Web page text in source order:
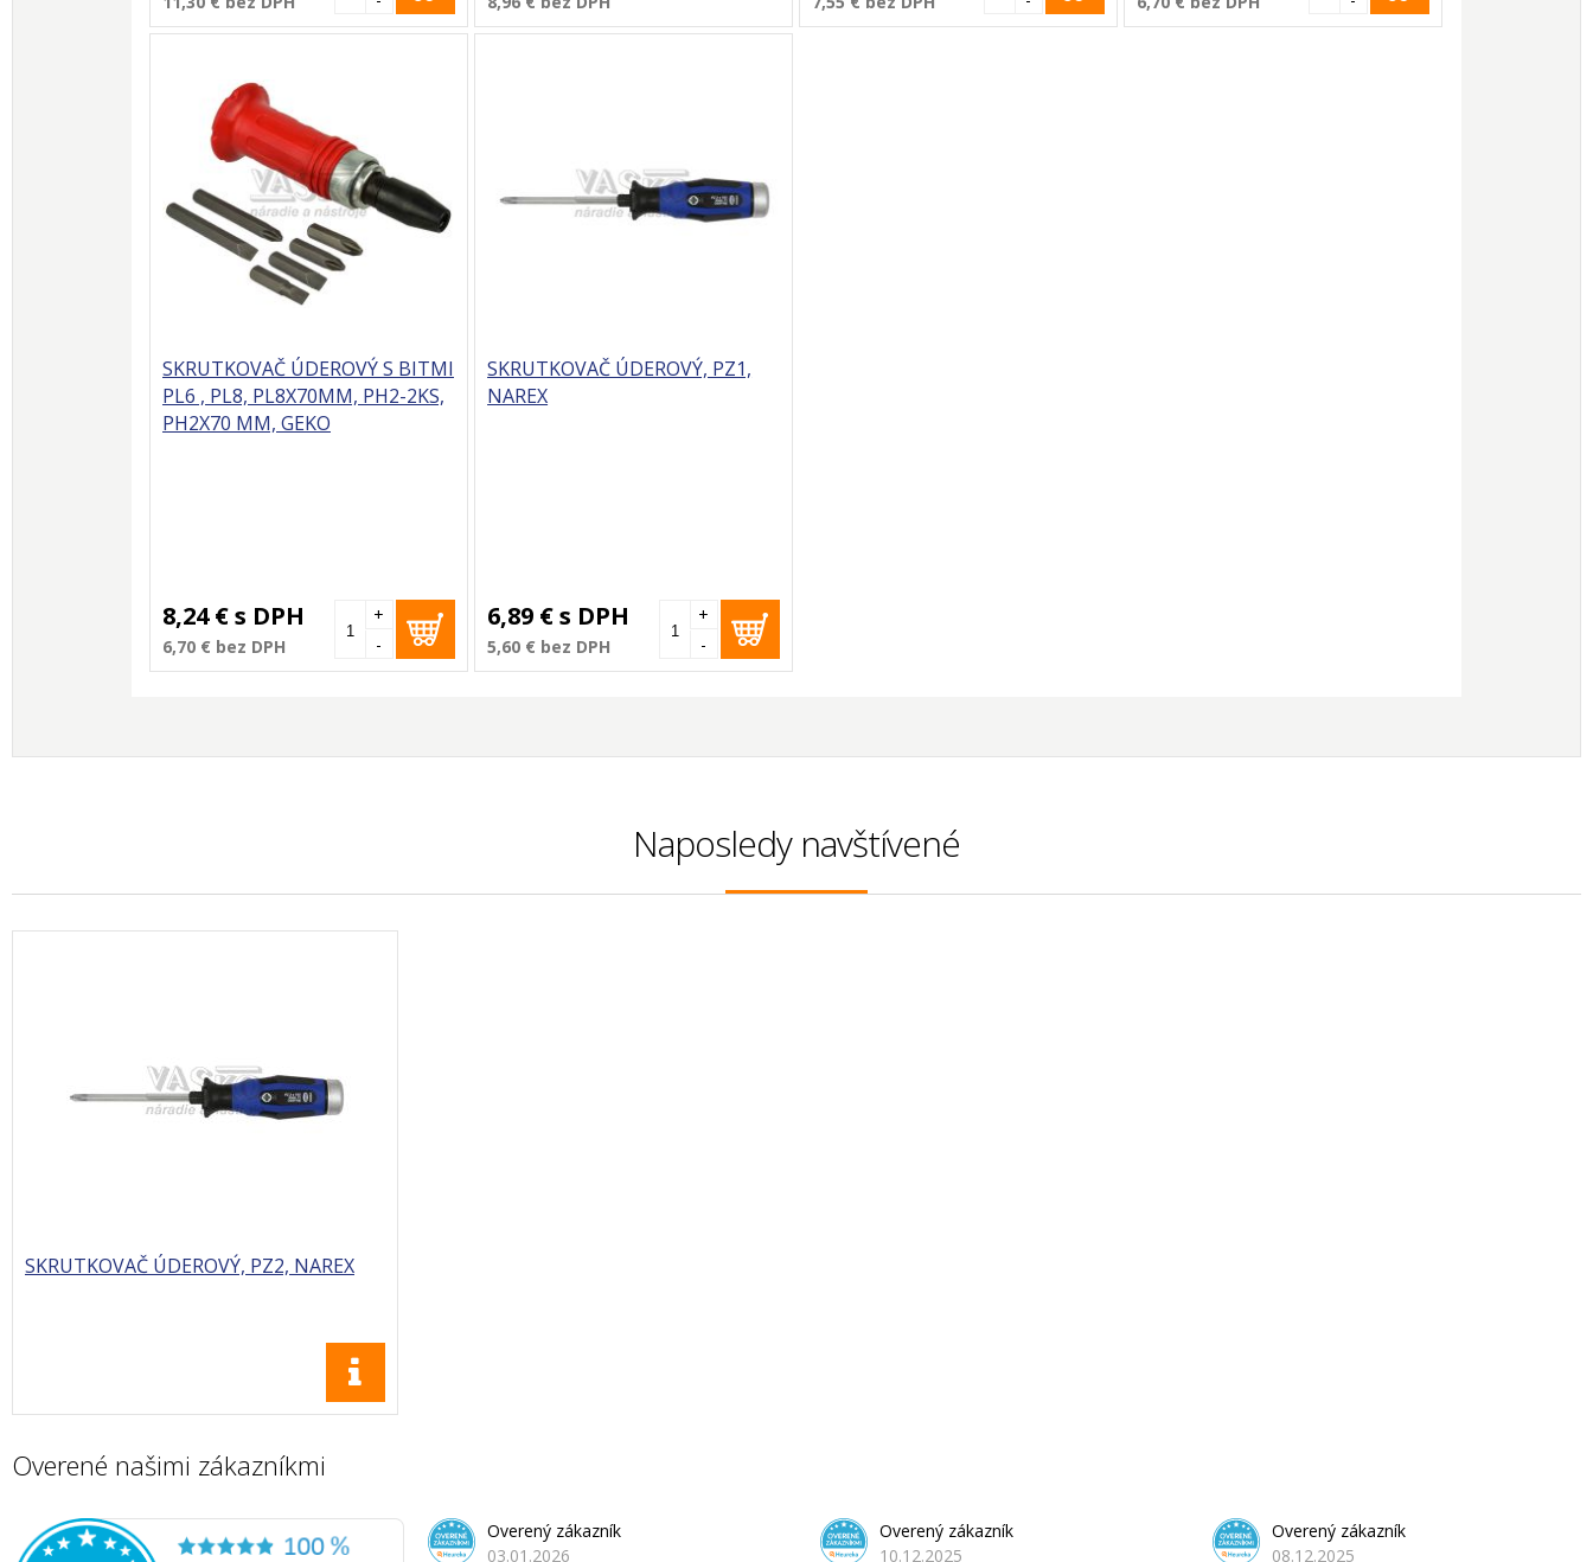
SKRUTKOVAČ ÚDEROVÝ S BITMI
PL6 , PL8, PL8X70MM, PH2-2KS,
PH2X70 MM, GEKO
8,24 €s DPH
6,70 € bez DPH -
+
SKRUTKOVAČ ÚDEROVÝ, PZ1,
NAREX
6,89 €s DPH
5,60 € bez DPH -
+
Naposledy navštívené
SKRUTKOVAČ ÚDEROVÝ, PZ2, NAREX
Overené našimi zákazníkmi
Overený zákazník
03.01.2026
Overený zákazník
10.12.2025
Overený zákazník
08.12.2025